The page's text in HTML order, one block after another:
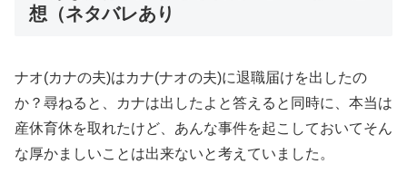
想（ネタバレあり
ナオ(カナの夫)はカナ(ナオの夫)に退職届けを出したの
か？尋ねると、カナは出したよと答えると同時に、本当は
産休育休を取れたけど、あんな事件を起こしておいてそん
な厚かましいことは出来ないと考えていました。